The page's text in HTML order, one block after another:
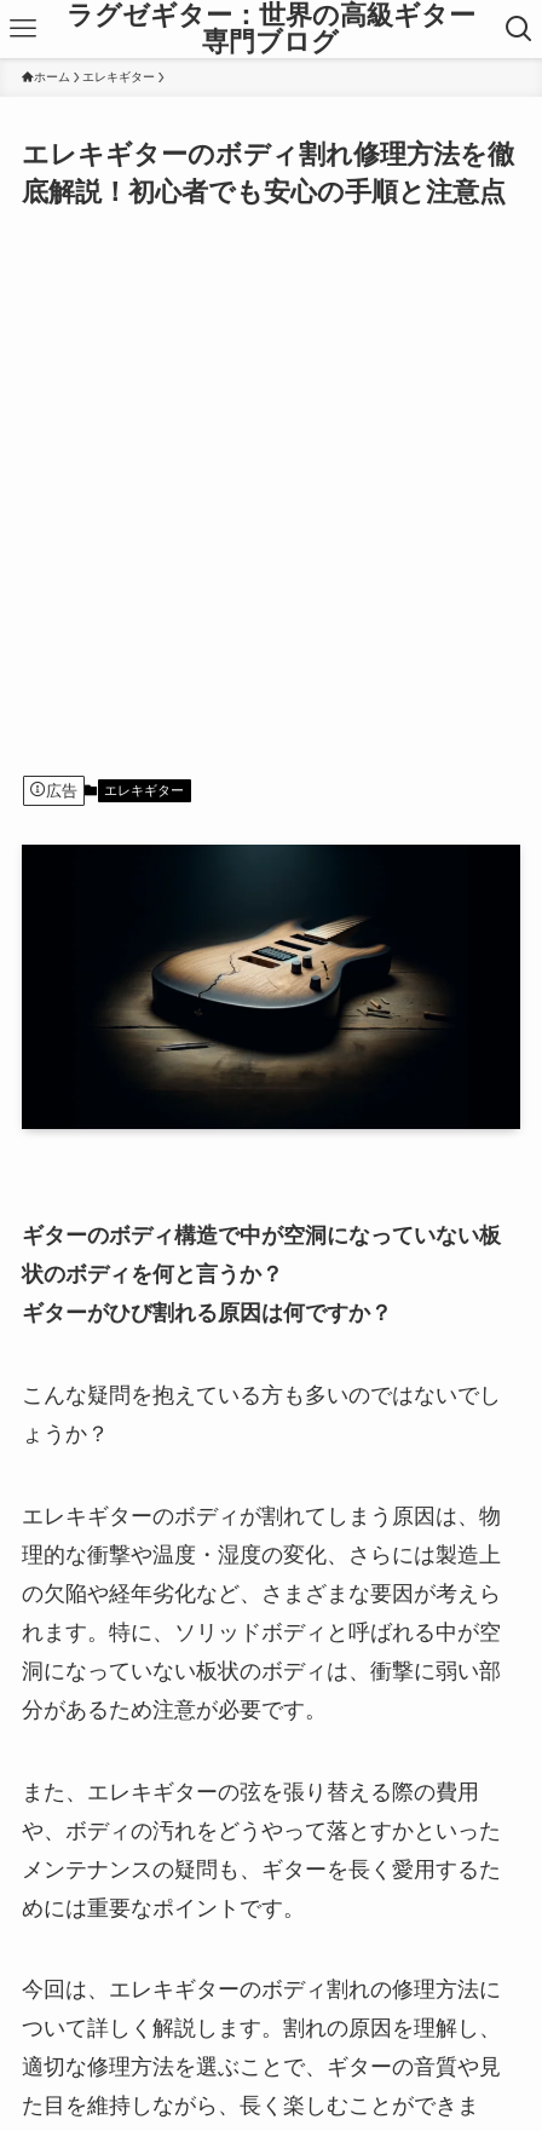
ラグゼギター：世界の高級ギター
専門ブログ
ホーム エレキギター
エレキギターのボディ割れ修理方法を徹
底解説！初心者でも安心の手順と注意点
広告 エレキギター
ギターのボディ構造で中が空洞になっていない板
状のボディを何と言うか？
ギターがひび割れる原因は何ですか？
こんな疑問を抱えている方も多いのではないでし
ょうか？
エレキギターのボディが割れてしまう原因は、物
理的な衝撃や温度・湿度の変化、さらには製造上
の欠陥や経年劣化など、さまざまな要因が考えら
れます。特に、ソリッドボディと呼ばれる中が空
洞になっていない板状のボディは、衝撃に弱い部
分があるため注意が必要です。
また、エレキギターの弦を張り替える際の費用
や、ボディの汚れをどうやって落とすかといった
メンテナンスの疑問も、ギターを長く愛用するた
めには重要なポイントです。
今回は、エレキギターのボディ割れの修理方法に
ついて詳しく解説します。割れの原因を理解し、
適切な修理方法を選ぶことで、ギターの音質や見
た目を維持しながら、長く楽しむことができま